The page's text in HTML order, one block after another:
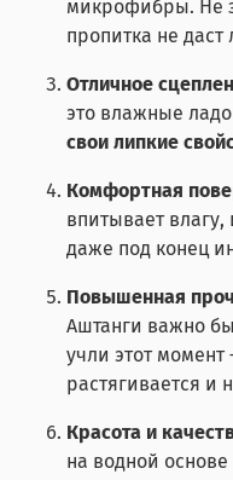
микрофибры. Не
пропитка не даст
Отличное
это влажные
свои липкие
Комфортная
впитывает
даже под конец
Повышенная
Аштанги важно
учли этот
растягивается и
Красота и
на водной